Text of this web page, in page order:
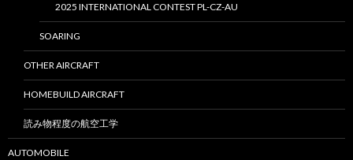
2025 INTERNATIONAL CONTEST PL-CZ-AU
SOARING
OTHER AIRCRAFT
HOMEBUILD AIRCRAFT
読み物程度の航空工学
AUTOMOBILE